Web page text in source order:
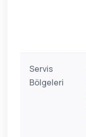
Servis
Bölgeleri